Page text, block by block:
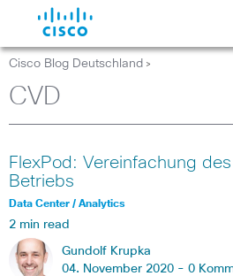
Cisco Blog Deutschland >
CVD
FlexPod: Vereinfachung
Betriebs
Data Center / Analytics
2 min read
Gundolf Krupka
04. November 2020 - 0